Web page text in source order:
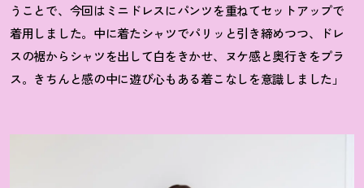
うことで、今回はミニドレスにパンツを重ねてセットアップで
着用しました。中に着たシャツでパリッと引き締めつつ、ドレ
スの裾からシャツを出して白をきかせ、ヌケ感と奥行きをプラ
ス。きちんと感の中に遊び心もある着こなしを意識しました」